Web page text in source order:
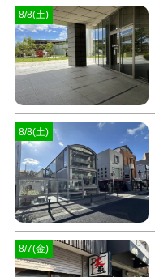
8/8(土)
8/8(土)
8/7(金)